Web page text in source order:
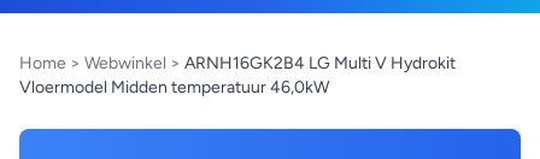
Home > Webwinkel > ARNH16GK2B4 LG Multi V Hydrokit
Vloermodel Midden temperatuur 46,0kW